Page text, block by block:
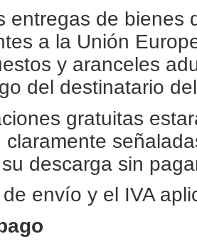
entregas de bienes
a la Unión
y aranceles
del destinatario
gratuitas
claramente
descarga sin
envío y el IVA